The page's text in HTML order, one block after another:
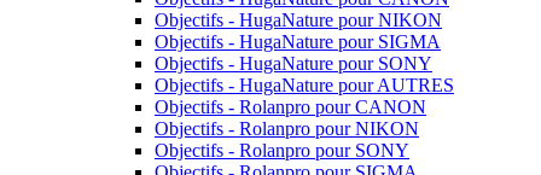
Objectifs - HugaNature pour NIKON
Objectifs - HugaNature pour SIGMA
Objectifs - HugaNature pour SONY
Objectifs - HugaNature pour AUTRES
Objectifs - Rolanpro pour CANON
Objectifs - Rolanpro pour NIKON
Objectifs - Rolanpro pour SONY